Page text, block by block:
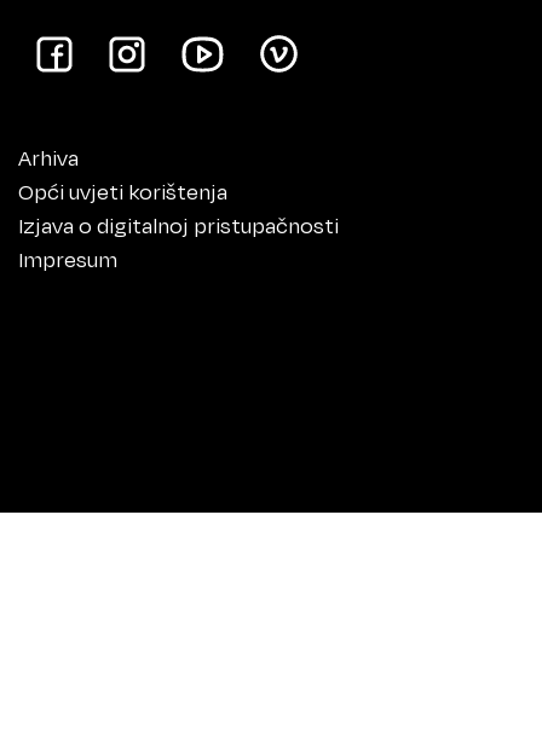
Arhiva
Opći uvjeti korištenja
Izjava o digitalnoj pristupačnosti
Impresum